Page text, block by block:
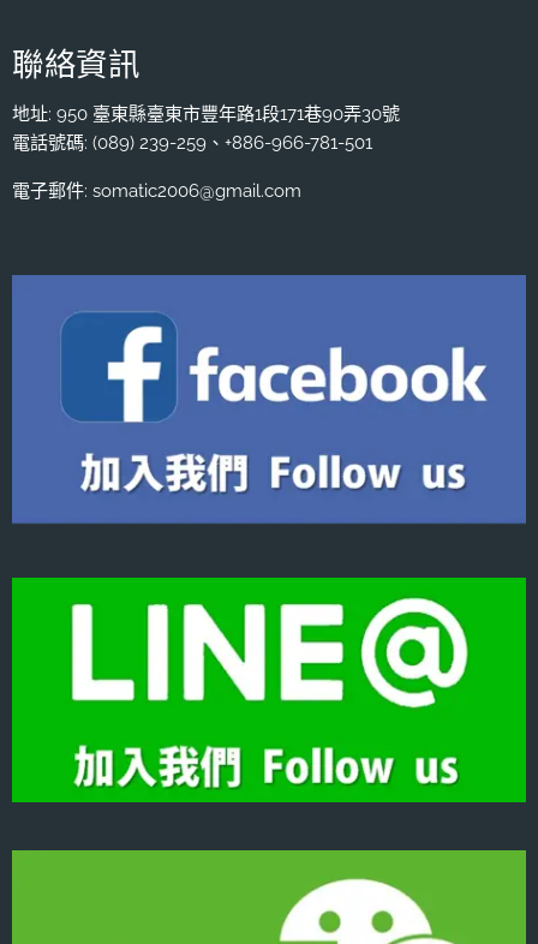
聯絡資訊
地址: 950 臺東縣臺東市豐年路1段171巷90弄30號
電話號碼: (089) 239-259、+886-966-781-501
電子郵件: somatic2006@gmail.com